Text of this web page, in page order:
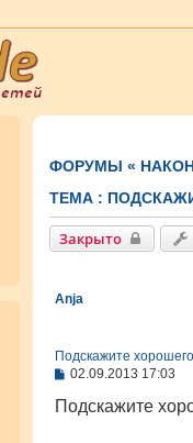
ФОРУМЫ «
ТЕМА :
Закрыто
Anja
Подскажите
С
о
02.09.2013 17:03
Подскажите